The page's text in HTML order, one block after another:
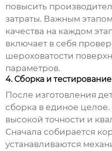
повысить
затраты. Важным
качества на каждом
включает в себя
шероховатости
параметров.
4. Сборка и тестирование
После изготовления
сборка в единое целое.
высокой точности и
Сначала собирается
устанавливаются